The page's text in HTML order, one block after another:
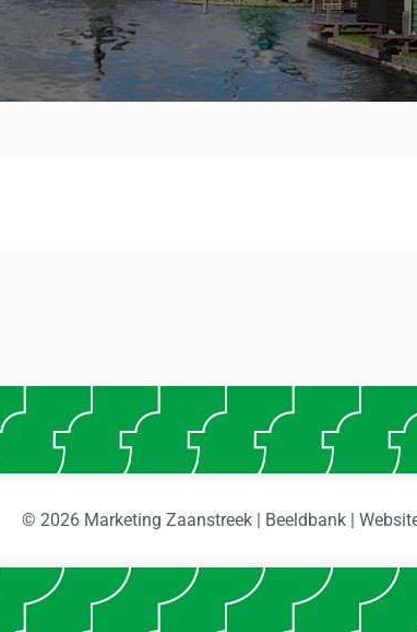
© 2026 Marketing Zaanstreek | Beeldbank |